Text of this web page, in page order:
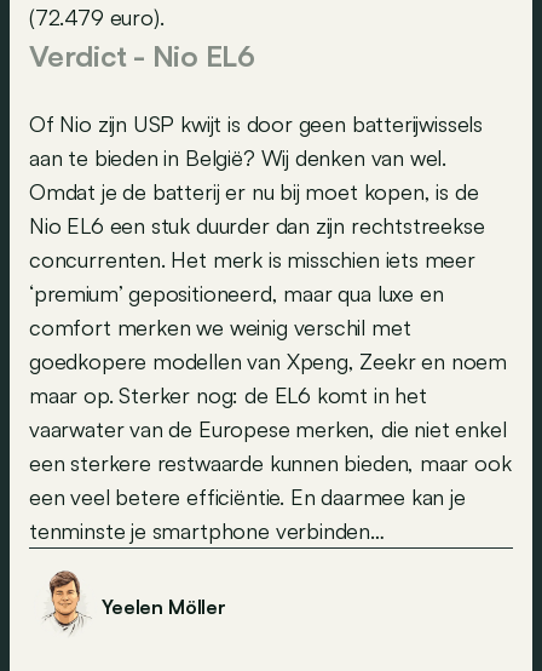
(72.479 euro).
Verdict - Nio EL6
Of Nio zijn USP kwijt is door geen batterijwissels
aan te bieden in België? Wij denken van wel.
Omdat je de batterij er nu bij moet kopen, is de
Nio EL6 een stuk duurder dan zijn rechtstreekse
concurrenten. Het merk is misschien iets meer
‘premium’ gepositioneerd, maar qua luxe en
comfort merken we weinig verschil met
goedkopere modellen van Xpeng, Zeekr en noem
maar op. Sterker nog: de EL6 komt in het
vaarwater van de Europese merken, die niet enkel
een sterkere restwaarde kunnen bieden, maar ook
een veel betere efficiëntie. En daarmee kan je
tenminste je smartphone verbinden…
Yeelen Möller